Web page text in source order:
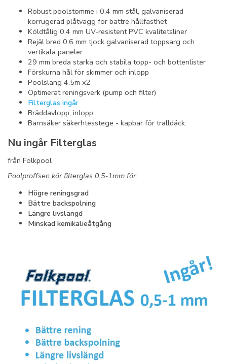
Robust poolstomme i 0,4 mm stål, galvaniserad
korrugerad plåtvägg för bättre hållfasthet
Köldtålig 0,4 mm UV-resistent PVC kvalitetsliner
Rejäl bred 0,6 mm tjock galvaniserad toppsarg och
vertikala paneler
29 mm breda starka och stabila topp- och bottenlister
Förskurna hål för skimmer och inlopp
Poolslang 4,5m x2
Optimerat reningsverk (pump och filter)
Filterglas ingår
Bräddavlopp, inlopp
Barnsäker säkerhtesstege - kapbar för tralldäck.
Nu ingår Filterglas
från Folkpool
Poolproffsen kör filterglas 0,5‑1mm för:
Högre reningsgrad
Bättre backspolning
Längre livslängd
Minskad kemikalieåtgång